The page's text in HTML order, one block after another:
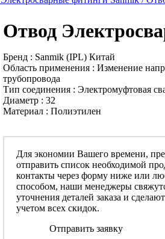
Отвод
Бренд : Sanmik (IPL) Китай
Область применения : Изменение
трубопровода
Тип соединения : Электромуфтовая
Диаметр : 32
Материал : Полиэтилен
Для экономии Вашего времени,
отправить список необходимой
контакты через форму ниже или
способом, наши менеджеры
уточнения деталей заказа и
учетом всех скидок.
Отправить заявку